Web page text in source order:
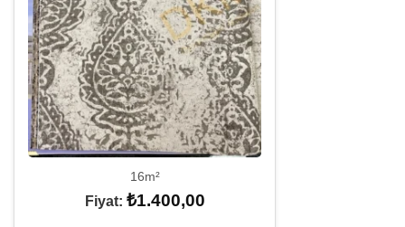
16m²
Fiyat: ₺1.400,00